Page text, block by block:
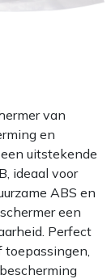
van
en
uitstekende
ideaal voor
ABS en
een
Perfect